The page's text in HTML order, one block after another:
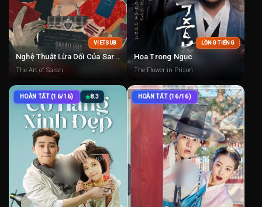
VIETSUB
Nghệ Thuật Lừa Dối Của Sarah
The Art of Sarah
LỒNG TIẾNG
Hoa Trong Ngục
The Flower in Prison
HOÀN TẤT (16/16) 8.3 HOÀN TẤT (16/16)